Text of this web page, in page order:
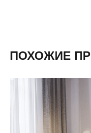
ПОХОЖИЕ